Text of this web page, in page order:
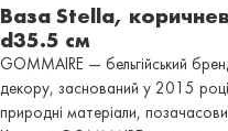
Ваза Stella,
d35.5 см
GOMMAIRE — бельгійський
декору, заснований у 2015
природні матеріали,